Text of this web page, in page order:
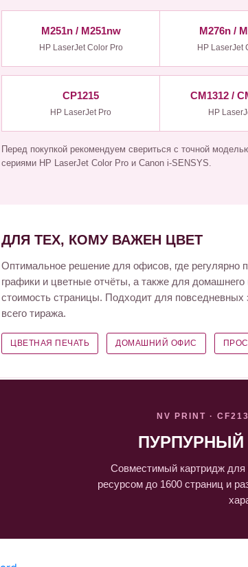
M251n / M251nw
HP LaserJet Color Pro
M276n /
HP LaserJet
CP1215
HP LaserJet Pro
CM1312 /
HP
Перед покупкой рекомендуем свериться с точной
сериями HP LaserJet Color Pro и Canon i-SENSYS.
ДЛЯ ТЕХ, КОМУ ВАЖЕН ЦВЕТ
Оптимальное решение для офисов, где регулярно
графики и цветные отчёты, а также для домашнего
стоимость страницы. Подходит для повседневных
всего тиража.
ЦВЕТНАЯ ПЕЧАТЬ ДОМАШНИЙ ОФИС
NV PRINT ·
Совместимый картридж для
ресурсом до 1600 страниц и